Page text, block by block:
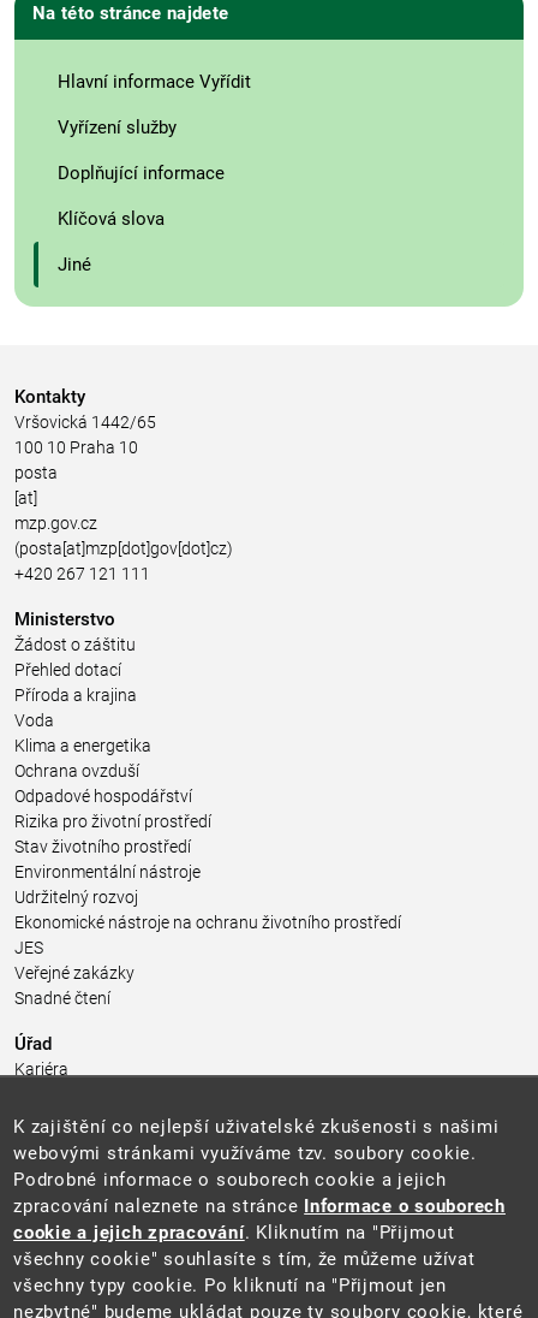
Na této stránce najdete
Hlavní informace Vyřídit
Vyřízení služby
Doplňující informace
Klíčová slova
Jiné
Kontakty
Vršovická 1442/65
100 10 Praha 10
posta
[at]
mzp.gov.cz
(posta[at]mzp[dot]gov[dot]cz)
+420 267 121 111
Ministerstvo
Žádost o záštitu
Přehled dotací
Příroda a krajina
Voda
Klima a energetika
Ochrana ovzduší
Odpadové hospodářství
Rizika pro životní prostředí
Stav životního prostředí
Environmentální nástroje
Udržitelný rozvoj
Ekonomické nástroje na ochranu životního prostředí
JES
Veřejné zakázky
Snadné čtení
Úřad
Kariéra
Pro média a veřejnost
Povinně zveřejňované informace
Kontakty
Přistupnost budovy úřadu MŽP
(PDF, 204 kB)
Web
Aktuality
Ochrana osobních údajů
K zajištění co nejlepší uživatelské zkušenosti s našimi
webovými stránkami využíváme tzv. soubory cookie.
Podrobné informace o souborech cookie a jejich
zpracování naleznete na stránce Informace o souborech
cookie a jejich zpracování. Kliknutím na "Přijmout
všechny cookie" souhlasíte s tím, že můžeme užívat
všechny typy cookie. Po kliknutí na "Přijmout jen
nezbytné" budeme ukládat pouze ty soubory cookie, které